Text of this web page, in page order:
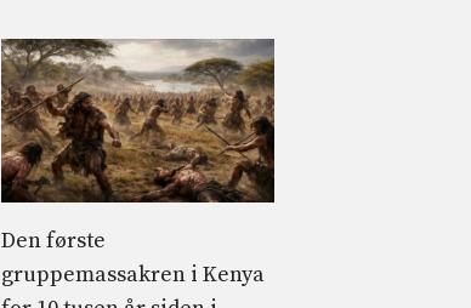
Den første
gruppemassakren i Kenya